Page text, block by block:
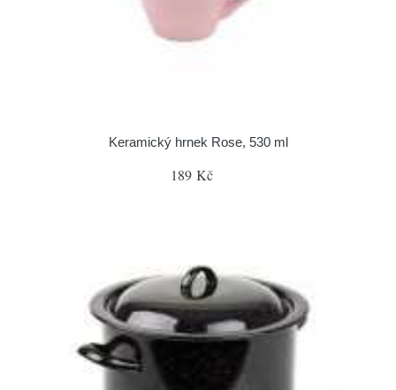
Keramický hrnek Rose, 530 ml
189 Kč